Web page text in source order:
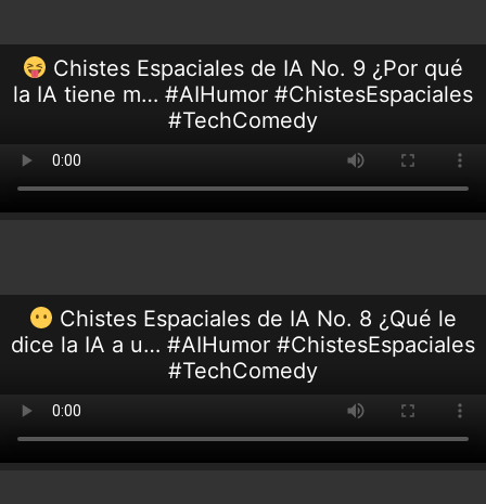
Chistes Espaciales de IA No. 9 ¿Por qué
la IA tiene m… #AIHumor #ChistesEspaciales
#TechComedy
Chistes Espaciales de IA No. 8 ¿Qué le
dice la IA a u… #AIHumor #ChistesEspaciales
#TechComedy